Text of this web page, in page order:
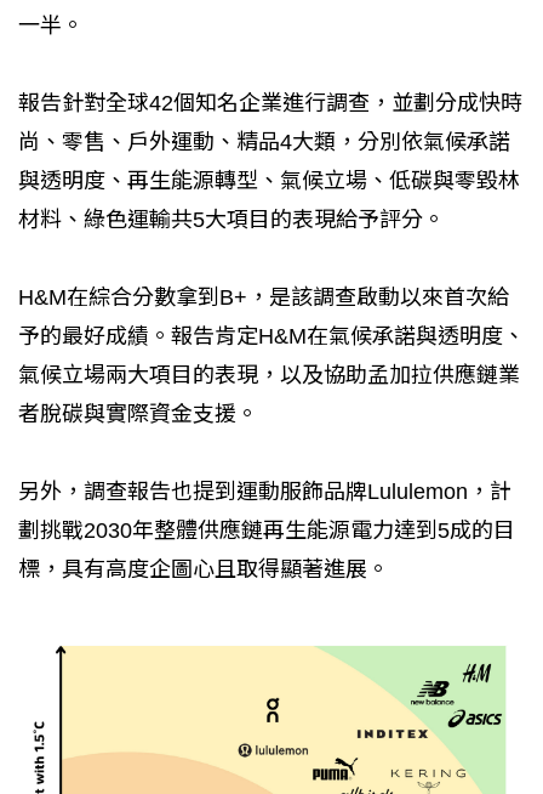
一半。
報告針對全球42個知名企業進行調查，並劃分成快時
尚、零售、戶外運動、精品4大類，分別依氣候承諾
與透明度、再生能源轉型、氣候立場、低碳與零毀林
材料、綠色運輸共5大項目的表現給予評分。
H&M在綜合分數拿到B+，是該調查啟動以來首次給
予的最好成績。報告肯定H&M在氣候承諾與透明度、
氣候立場兩大項目的表現，以及協助孟加拉供應鏈業
者脫碳與實際資金支援。
另外，調查報告也提到運動服飾品牌Lululemon，計
劃挑戰2030年整體供應鏈再生能源電力達到5成的目
標，具有高度企圖心且取得顯著進展。